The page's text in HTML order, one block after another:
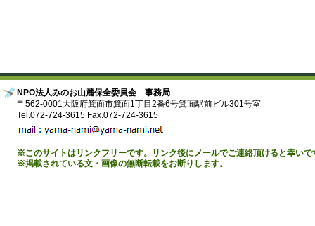
NPO法人みのお山麓保全委員会 事務局
〒562-0001大阪府箕面市箕面1丁目2番6号箕面駅前ビル301号室
Tel.072-724-3615 Fax.072-724-3615
※このサイトはリンクフリーです。リンク後にメールでご連絡頂けると幸いで
※掲載されている文・画像の無断転載をお断りします。